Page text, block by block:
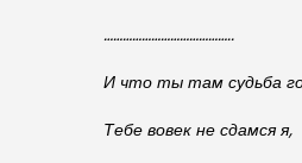
…………………………………..
И что ты там судьба
Тебе вовек не сдамся я,